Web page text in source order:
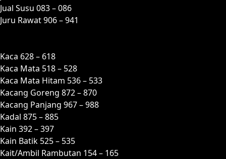
Jual Susu 083 – 086
Juru Rawat 906 – 941
Kaca 628 – 618
Kaca Mata 518 – 528
Kaca Mata Hitam 536 – 533
Kacang Goreng 872 – 870
Kacang Panjang 967 – 988
Kadal 875 – 885
Kain 392 – 397
Kain Batik 525 – 535
Kait/Ambil Rambutan 154 – 165